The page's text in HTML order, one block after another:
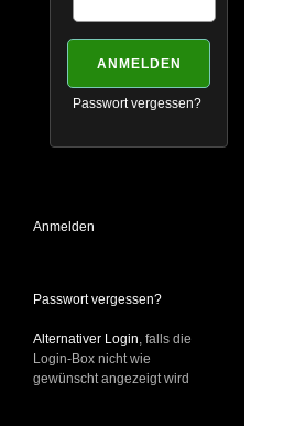
Passwort vergessen?
Anmelden
Passwort vergessen?
Alternativer Login , falls die
Login-Box nicht wie
gewünscht angezeigt wird